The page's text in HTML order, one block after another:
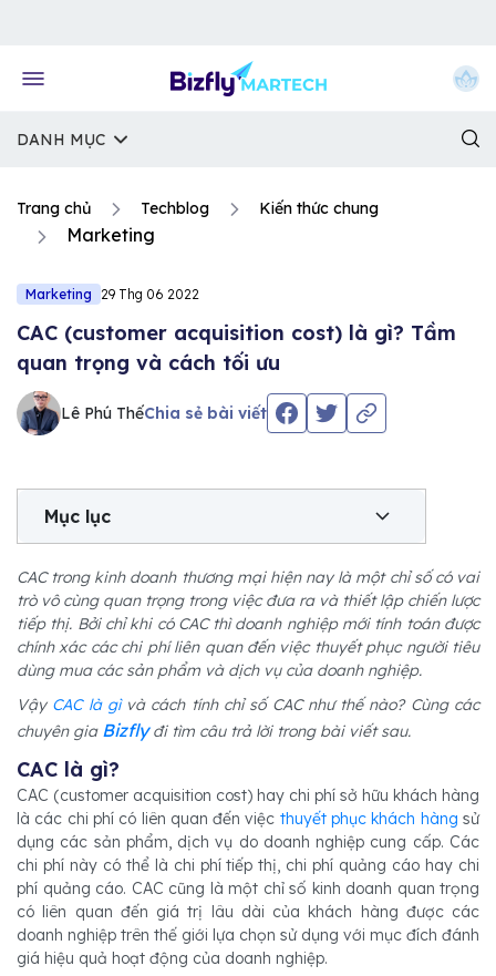
DANH MỤC
Trang chủ Techblog Kiến thức chung
Marketing
Marketing 29 Thg 06 2022
CAC (customer acquisition cost) là gì? Tầm
quan trọng và cách tối ưu
Lê Phú ThếChia sẻ bài viết
Mục lục
CAC trong kinh doanh thương mại hiện nay là một chỉ số có vai
trò vô cùng quan trọng trong việc đưa ra và thiết lập chiến lược
tiếp thị. Bởi chỉ khi có CAC thì doanh nghiệp mới tính toán được
chính xác các chi phí liên quan đến việc thuyết phục người tiêu
dùng mua các sản phẩm và dịch vụ của doanh nghiệp.
Vậy CAC là gìvà cách tính chỉ số CAC như thế nào? Cùng các
chuyên gia Bizflyđi tìm câu trả lời trong bài viết sau.
CAC là gì?
CAC (customer acquisition cost) hay chi phí sở hữu khách hàng
là các chi phí có liên quan đến việc thuyết phục khách hàng sử
dụng các sản phẩm, dịch vụ do doanh nghiệp cung cấp. Các
chi phí này có thể là chi phí tiếp thị, chi phí quảng cáo hay chi
phí quảng cáo. CAC cũng là một chỉ số kinh doanh quan trọng
có liên quan đến giá trị lâu dài của khách hàng được các
doanh nghiệp trên thế giới lựa chọn sử dụng với mục đích đánh
giá hiệu quả hoạt động của doanh nghiệp.